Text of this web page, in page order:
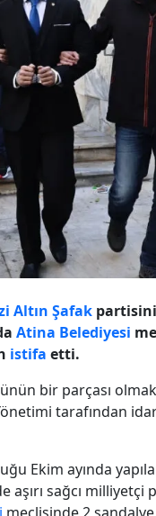
Altın Şafak
Atina Belediyesi
istifa etti.
bir parçası
tarafından
Ekim ayında
sağcı milliyetçi